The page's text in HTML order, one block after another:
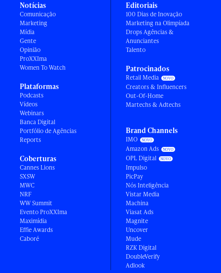
Notícias
Comunicação
Marketing
Mídia
Gente
Opinião
ProXXIma
Women To Watch
Plataformas
Podcasts
Vídeos
Webinars
Banca Digital
Portfólio de Agências
Reports
Coberturas
Cannes Lions
SXSW
MWC
NRF
WW Summit
Evento ProXXIma
Maximídia
Effie Awards
Caboré
Editoriais
100 Dias de Inovação
Marketing na Olimpíada
Drops Agências &
Anunciantes
Talento
Patrocinados
Retail Media
Creators & Influencers
Out-Of-Home
Martechs & Adtechs
Brand Channels
IMO
Amazon Ads
OPL Digital
Impulso
PicPay
Nós Inteligência
Vistar Media
Machina
Viasat Ads
Magnite
Uncover
Mude
RZK Digital
DoubleVerify
Adlook